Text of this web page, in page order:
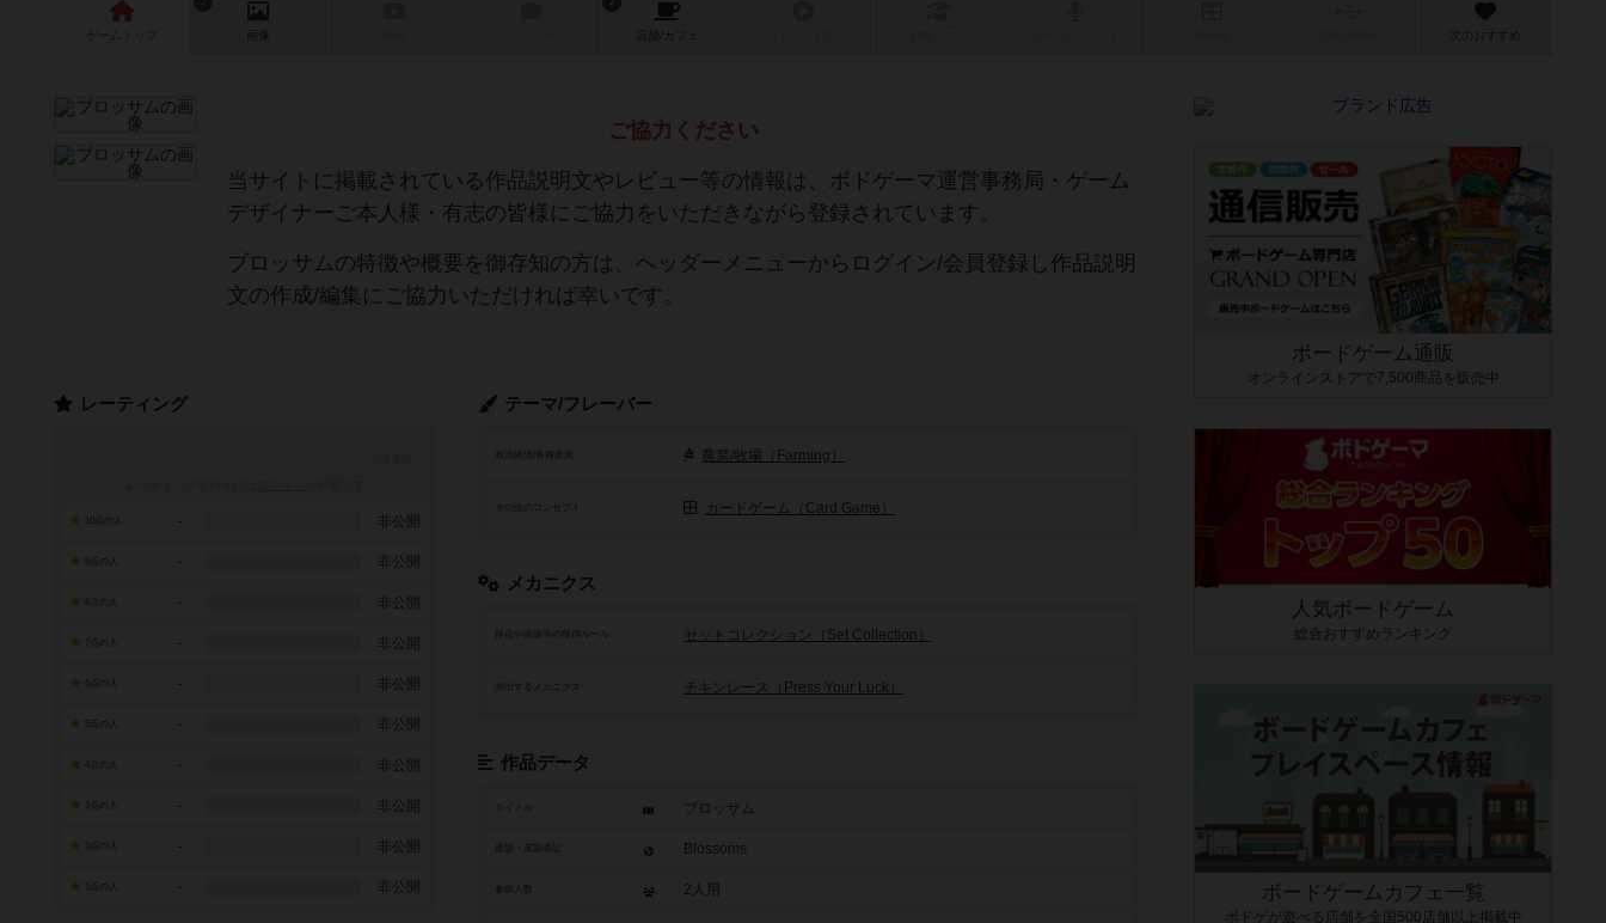
ゲーム 画像 店舗/ カフェ 次のおすすめ
ご協力ください
当サイトに掲載されている作品説明文やレビュー等の情報は、ボドゲーマ運営事務局・ゲーム
デザイナーご本人様・有志の皆様にご協力をいただきながら登録されています。
ブロッサムの特徴や概要を御存知の方は、ヘッダーメニューからログイン/会員登録し作品説明
文の作成/編集にご協力いただければ幸いです。
テーマ/フレーバー
政治経済/各種産業 農業/牧場（Farming）
その他のコンセプト カードゲーム（Card Game）
メカニクス
セットコレクション（Set Collection）
頻出するメカニクス チキンレース（Press Your Luck）
作品データ
タイトル ブロッサム
Blossoms
参加人数 2人用
レーティング
- 非公開
- 非公開
- 非公開
7点の人 - 非公開
- 非公開
- 非公開
- 非公開
- 非公開
- 非公開
- 非公開
ボードゲーム通販
オンラインストアで7,500商品を販売中
人気ボードゲーム
総合おすすめランキング
ボードゲームカフェ一覧
ボドゲが遊べる店舗を全国500店舗以上掲載中